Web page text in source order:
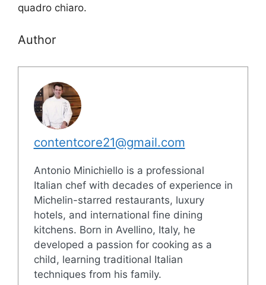
quadro chiaro.
Author
contentcore21@gmail.com
Antonio Minichiello is a professional
Italian chef with decades of experience in
Michelin-starred restaurants, luxury
hotels, and international fine dining
kitchens. Born in Avellino, Italy, he
developed a passion for cooking as a
child, learning traditional Italian
techniques from his family.